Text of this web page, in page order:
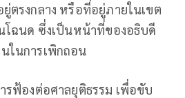
ตรงกลาง หรือที่อยู่ภายในเขต
โฉนด ซึ่งเป็นหน้าที่ของอธิบดี
ในการเพิกถอน
รฟ้องต่อศาลยุติธรรม เพื่อขับ